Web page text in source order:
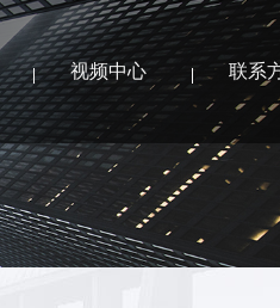
视频中心 联系